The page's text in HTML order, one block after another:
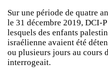
Sur une période de quatre
le 31 décembre 2019, DCI-
lesquels des enfants
israélienne avaient été
ou plusieurs jours au cours
interrogeait.